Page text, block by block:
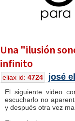
Una "ilusión
infinito
eliax id: 4724 josé
El siguiente video
escucharlo no
y después otra vez